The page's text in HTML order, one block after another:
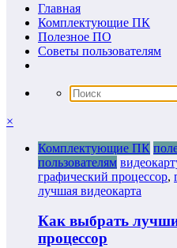
Главная
Комплектующие ПК
Полезное ПО
Советы пользователям
×
Комплектующие ПК
пользователям
графический процессор,
лучшая видеокарта
Как выбрать
процессор